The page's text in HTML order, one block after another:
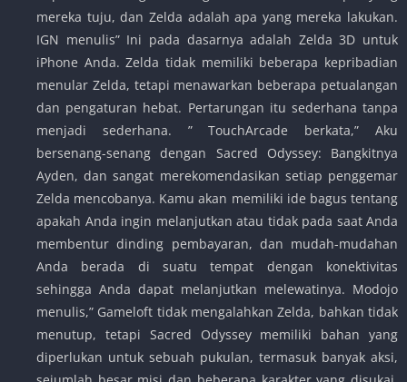
mereka tuju, dan Zelda adalah apa yang mereka lakukan.
IGN menulis” Ini pada dasarnya adalah Zelda 3D untuk
iPhone Anda. Zelda tidak memiliki beberapa kepribadian
menular Zelda, tetapi menawarkan beberapa petualangan
dan pengaturan hebat. Pertarungan itu sederhana tanpa
menjadi sederhana. ” TouchArcade berkata,” Aku
bersenang-senang dengan Sacred Odyssey: Bangkitnya
Ayden, dan sangat merekomendasikan setiap penggemar
Zelda mencobanya. Kamu akan memiliki ide bagus tentang
apakah Anda ingin melanjutkan atau tidak pada saat Anda
membentur dinding pembayaran, dan mudah-mudahan
Anda berada di suatu tempat dengan konektivitas
sehingga Anda dapat melanjutkan melewatinya. Modojo
menulis,” Gameloft tidak mengalahkan Zelda, bahkan tidak
menutup, tetapi Sacred Odyssey memiliki bahan yang
diperlukan untuk sebuah pukulan, termasuk banyak aksi,